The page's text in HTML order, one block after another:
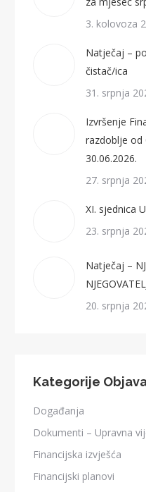
3. kolovoza
Natječaj –
čistač/ica
31. srpnja
Izvršenje
razdoblje od
30.06.2026.
27. srpnja
XI. sjednica
23. srpnja
Natječaj –
20. srpnja
Kategorije
Događanja
Dokumenti – Upravna
Financijska izvješća
Financijski planovi